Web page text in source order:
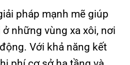
pháp mạnh mẽ giúp
những vùng xa xôi, nơi
Với khả năng kết